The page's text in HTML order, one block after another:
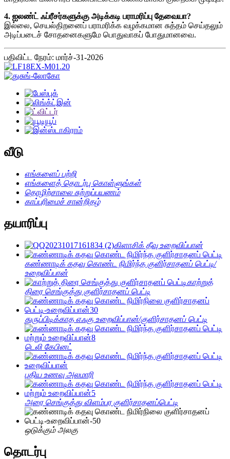
4. ஐலண்ட் ஃப்ரீசர்களுக்கு அடிக்கடி பராமரிப்பு தேவையா?
இல்லை, செயல்திறனைப் பராமரிக்க வழக்கமான சுத்தம் செய்தலும்
அடிப்படைச் சோதனைகளுமே பொதுவாகப் போதுமானவை.
பதிவிட்ட நேரம்: மார்ச்-31-2026
வீடு
எங்களைப் பற்றி
எங்களைத் தொடர்பு கொள்ளுங்கள்
தொழிற்சாலை சுற்றுப்பயணம்
காப்புரிமைச் சான்றிதழ்
தயாரிப்பு
கிளாசிக் தீவு உறைவிப்பான்
கண்ணாடிக் கதவு கொண்ட நிமிர்ந்த குளிர்சாதனப் பெட்டி/
உறைவிப்பான்
காற்றுத்
திரை செங்குத்து குளிர்சாதனப் பெட்டி
துருப்பிடிக்காத எஃகு உறைவிப்பான்/குளிர்சாதனப் பெட்டி
டெலி கேபினட்
புதிய உணவு அலமாரி
அரை செங்குத்து விளம்பர குளிர்சாதனப்பெட்டி
ஒடுக்கும் அலகு
தொடர்பு